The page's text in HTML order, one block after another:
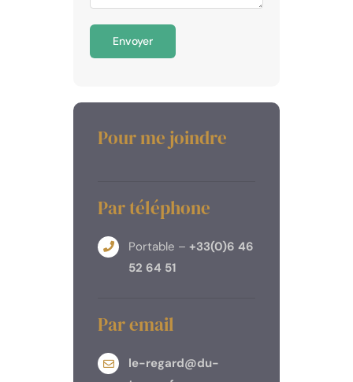
Pour me joindre
Par téléphone
Portable – +33(0)6 46
52 64 51
Par email
le-regard@du-